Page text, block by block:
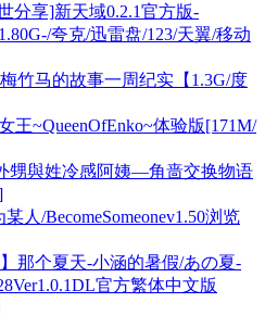
分享]新天域0.2.1官方版-
夸克/迅雷盘/123/天翼/移动
竹马的故事一周纪实【1.3G/度
王~QueenOfEnko~体验版[171M/
甥與姓冷感阿姨—角啬交换物语
人/BecomeSomeonev1.50浏览
】那个夏天-小涵的暑假/あの夏-
官方繁体中文版